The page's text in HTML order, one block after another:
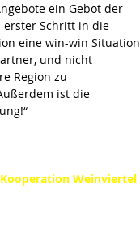
ein Gebot der
erster Schritt in die
eine win-win Situation
und nicht
Region zu
ist die
Weinviertel